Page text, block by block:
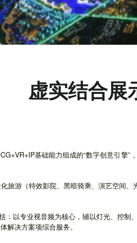
虚实结合展
基础能力组成的“数字创意引擎”
旅游（特效影院、黑暗骑乘、演艺空间
：以专业视音频为核心，辅以灯光、控
解决方案项综合服务。